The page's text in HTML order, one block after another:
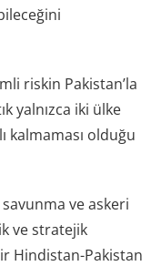
riskin Pakistan’la
yalnızca iki ülke
kalmaması olduğu
ve askeri
ve stratejik
Hindistan-Pakistan